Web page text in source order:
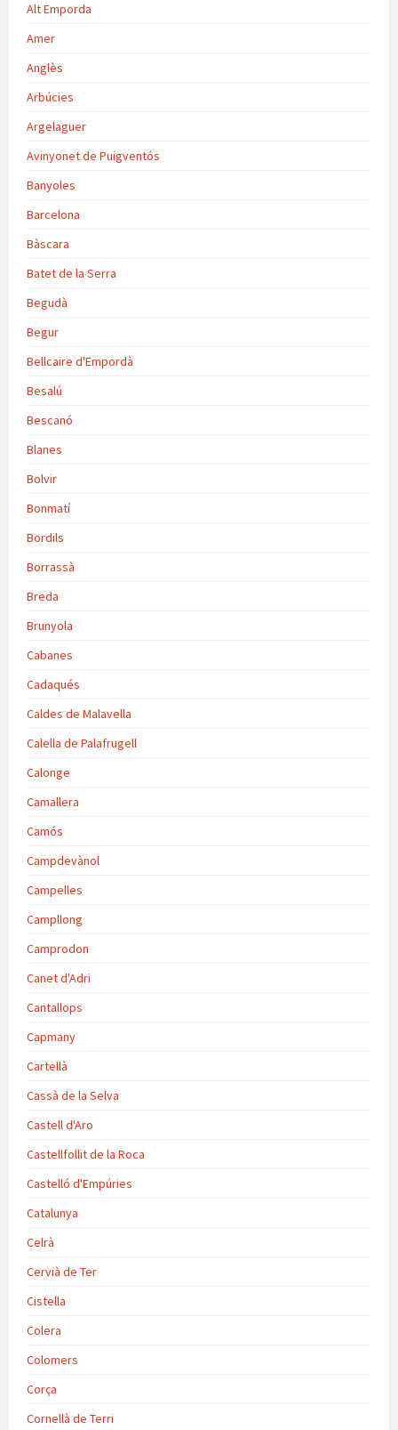
Alt Emporda
Amer
Anglès
Arbúcies
Argelaguer
Avinyonet de Puigventós
Banyoles
Barcelona
Bàscara
Batet de la Serra
Begudà
Begur
Bellcaire d'Empordà
Besalú
Bescanó
Blanes
Bolvir
Bonmatí
Bordils
Borrassà
Breda
Brunyola
Cabanes
Cadaqués
Caldes de Malavella
Calella de Palafrugell
Calonge
Camallera
Camós
Campdevànol
Campelles
Campllong
Camprodon
Canet d'Adri
Cantallops
Capmany
Cartellà
Cassà de la Selva
Castell d'Aro
Castellfollit de la Roca
Castelló d'Empúries
Catalunya
Celrà
Cervià de Ter
Cistella
Colera
Colomers
Corça
Cornellà de Terri